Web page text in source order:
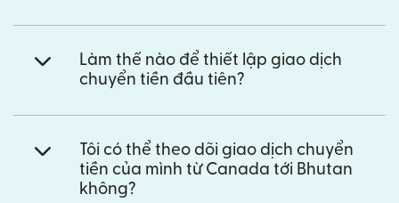
Làm thế nào để thiết lập giao dịch
chuyển tiền đầu tiên?
Tôi có thể theo dõi giao dịch chuyển
tiền của mình từ Canada tới Bhutan
không?